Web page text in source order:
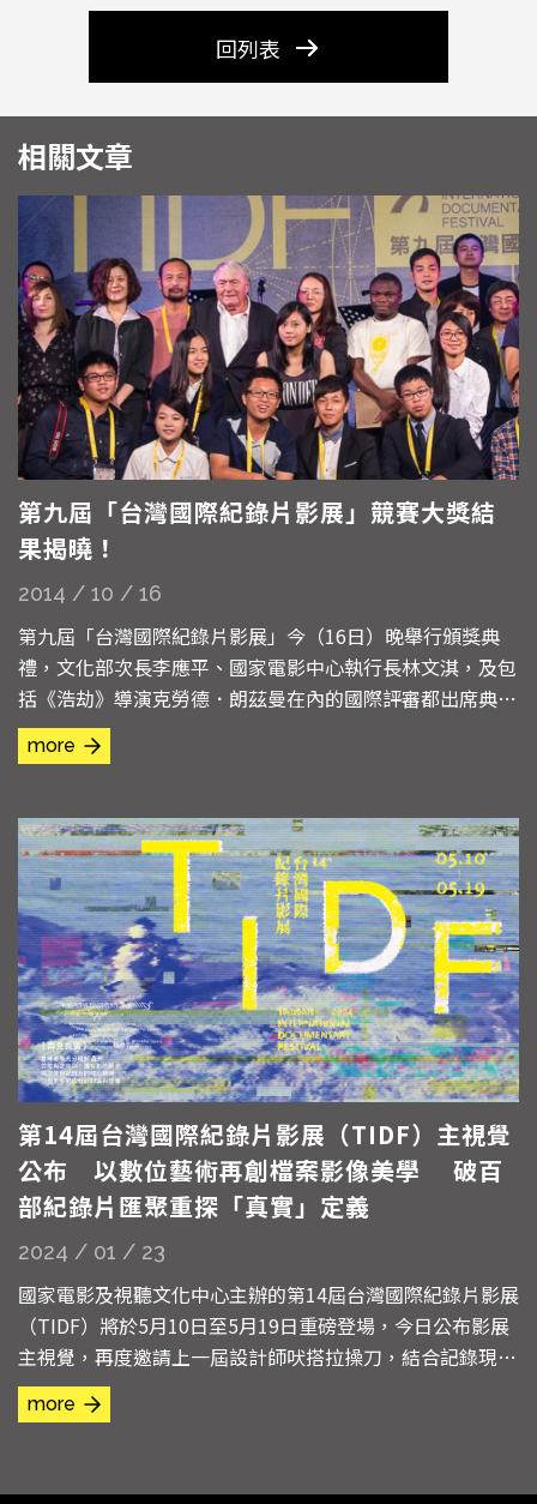
回列表
相關文章
第九屆「台灣國際紀錄片影展」競賽大獎結
果揭曉！
2014 / 10 / 16
第九屆「台灣國際紀錄片影展」今（16日）晚舉行頒獎典
禮，文化部次長李應平、國家電影中心執行長林文淇，及包
括《浩劫》導演克勞德．朗茲曼在內的國際評審都出席典
禮，一起揭曉結果。以南韓三星企業工殤抗爭為題的《貪欲
帝國》勇奪「國際競賽」首獎，中國獨立紀錄片《玉門》榮
不服從》和《正面迎擊》則拿下「台灣競賽」的首獎和優等
獎！ ...
more
第14屆台灣國際紀錄片影展（TIDF）主視覺
公布 以數位藝術再創檔案影像美學 破百
部紀錄片匯聚重探「真實」定義
2024 / 01 / 23
國家電影及視聽文化中心主辦的第14屆台灣國際紀錄片影展
（TIDF）將於5月10日至5月19日重磅登場，今日公布影展
主視覺，再度邀請上一屆設計師吠搭拉操刀，結合記錄現
實、再創真實、檔案影像、程式語言等影展諸多單元重要元
素，從「時光台灣：流離島影」單元中短片《噤聲三角》延
more